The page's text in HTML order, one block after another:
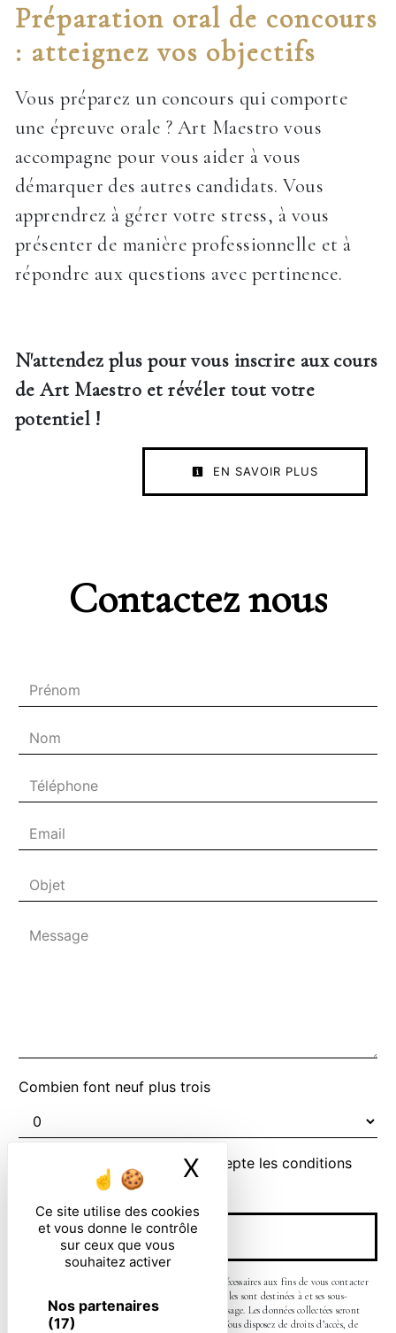
Ce site utilise des cookies
et vous donne le contrôle
sur ceux que vous
souhaitez activer
Nos partenaires
(17)
X Masquer le
Préparation oral de concours
: atteignez vos objectifs
Vous préparez un concours qui comporte
une épreuve orale ? Art Maestro vous
accompagne pour vous aider à vous
démarquer des autres candidats. Vous
apprendrez à gérer votre stress, à vous
présenter de manière professionnelle et à
répondre aux questions avec pertinence.
N'attendez plus pour vous inscrire aux cours
de Art Maestro et révéler tout votre
potentiel !
EN SAVOIR PLUS
Contactez nous
Combien font neuf plus trois
En cochant cette case, j'accepte les conditions
particulières ci-dessous **
ENVOYER
** Les données personnelles communiquées sont nécessaires aux fins de vous contacter
et sont enregistrées dans un fichier informatisé. Elles sont destinées à et ses sous-
traitants dans le seul but de répondre à votre message. Les données collectées seront
communiquées aux seuls destinataires suivants: . Vous disposez de droits d’accès, de